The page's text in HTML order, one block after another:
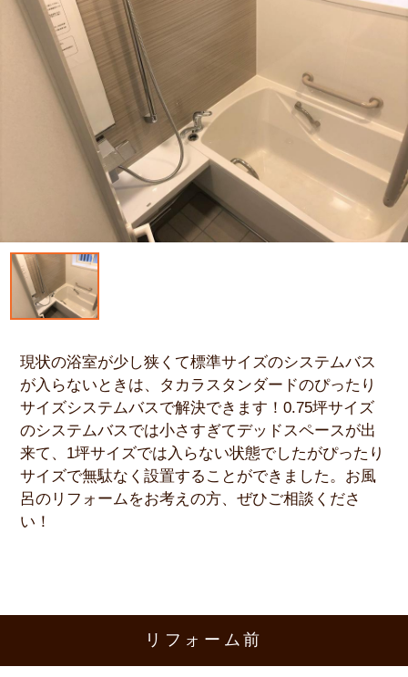
現状の浴室が少し狭くて標準サイズのシステムバス
が入らないときは、タカラスタンダードのぴったり
サイズシステムバスで解決できます！0.75坪サイズ
のシステムバスでは小さすぎてデッドスペースが出
来て、1坪サイズでは入らない状態でしたがぴったり
サイズで無駄なく設置することができました。お風
呂のリフォームをお考えの方、ぜひご相談くださ
い！
リフォーム前